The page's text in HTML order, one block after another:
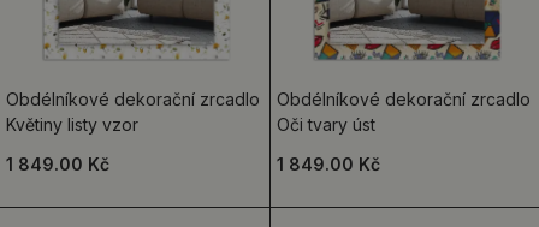
Obdélníkové dekorační zrcadlo
Květiny listy vzor
1 849.00 Kč
Obdélníkové dekorační zrcadlo
Oči tvary úst
1 849.00 Kč